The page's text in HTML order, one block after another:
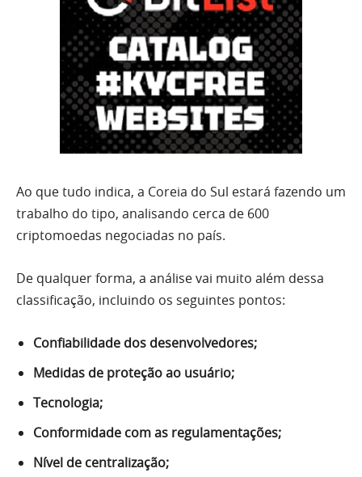
Ao que tudo indica, a Coreia do Sul estará fazendo um
trabalho do tipo, analisando cerca de 600
criptomoedas negociadas no país.
De qualquer forma, a análise vai muito além dessa
classificação, incluindo os seguintes pontos:
Confiabilidade dos desenvolvedores;
Medidas de proteção ao usuário;
Tecnologia;
Conformidade com as regulamentações;
Nível de centralização;